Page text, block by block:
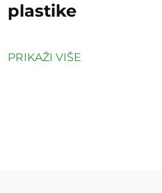
plastike
PRIKAŽI VIŠE